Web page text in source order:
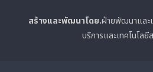
สร้างและพัฒนาโดย.ฝ่ายพัฒนาและ
บริการและเทคโนโลยี